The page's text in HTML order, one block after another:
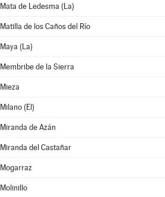
Mata de Ledesma (La)
Matilla de los Caños del Río
Maya (La)
Membribe de la Sierra
Mieza
Milano (El)
Miranda de Azán
Miranda del Castañar
Mogarraz
Molinillo